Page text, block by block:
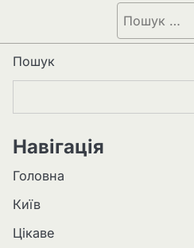
Пошук:
Пошук
Навігація
Головна
Київ
Цікаве